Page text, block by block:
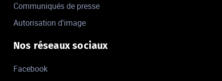
Communiqués de presse
Autorisation d'image
Nos réseaux sociaux
Facebook